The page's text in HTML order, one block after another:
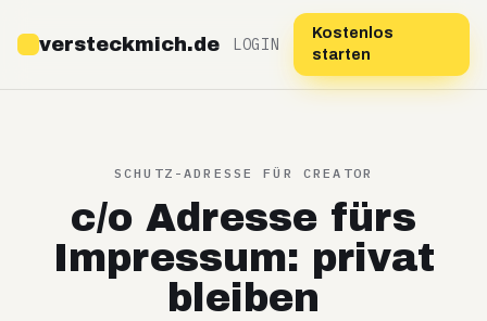
versteckmich.de LOGIN
Kostenlos
starten
SCHUTZ-ADRESSE FÜR CREATOR
c/o Adresse fürs
Impressum: privat
bleiben